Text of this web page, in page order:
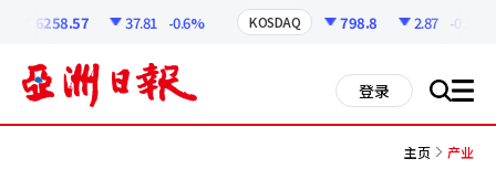
6258.57 37.81 -0.6% KOSDAQ 798.8 2.87 -0.36%
登录 搜 all
主页 产业